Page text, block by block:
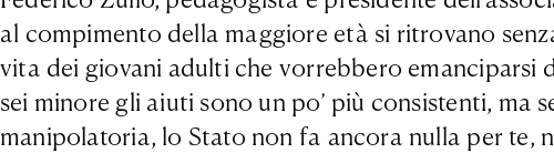
al compimento della maggiore età si ritrovano
vita dei giovani adulti che vorrebbero emanciparsi
sei minore gli aiuti sono un po’ più consistenti, ma
manipolatoria, lo Stato non fa ancora nulla per te,